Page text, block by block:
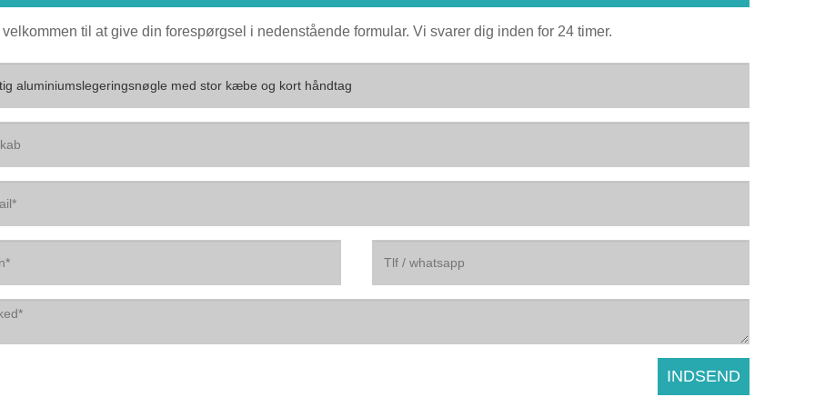
velkommen til at give din forespørgsel i nedenstående formular. Vi svarer dig inden for 24 timer.